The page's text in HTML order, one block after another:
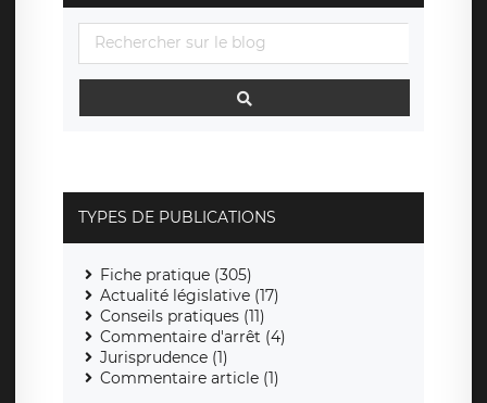
TYPES DE PUBLICATIONS
Fiche pratique (305)
Actualité législative (17)
Conseils pratiques (11)
Commentaire d'arrêt (4)
Jurisprudence (1)
Commentaire article (1)